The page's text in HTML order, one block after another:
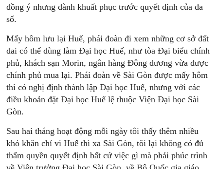
đồng ý nhưng đành khuất phục trước quyết định của đa
số.
Mấy hôm lưu lại Huế, phái đoàn đi xem những cơ sở đất
đai có thể dùng làm Đại học Huế, như tòa Đại biểu chính
phủ, khách sạn Morin, ngân hàng Đông dương vừa được
chính phủ mua lại. Phái đoàn về Sài Gòn được mấy hôm
thì có nghị định thành lập Đại học Huế, nhưng với các
điều khoản đặt Đại học Huế lệ thuộc Viện Đại học Sài
Gòn.
Sau hai tháng hoạt động mỗi ngày tôi thấy thêm nhiều
khó khăn chỉ vì Huế thì xa Sài Gòn, tôi lại không có đủ
thẩm quyền quyết định bất cứ việc gì mà phải phúc trình